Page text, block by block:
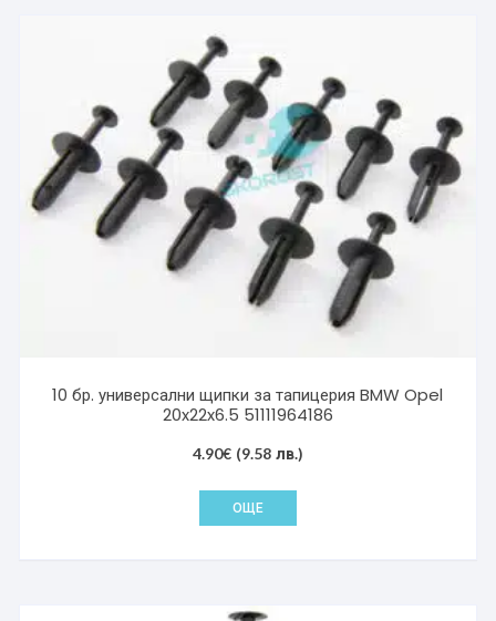
10 бр. универсални щипки за тапицерия BMW Opel
20x22x6.5 51111964186
4.90€ (9.58 лв.)
ОЩЕ